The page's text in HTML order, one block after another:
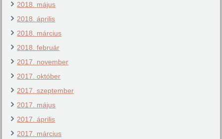
2018. május
2018. április
2018. március
2018. február
2017. november
2017. október
2017. szeptember
2017. május
2017. április
2017. március